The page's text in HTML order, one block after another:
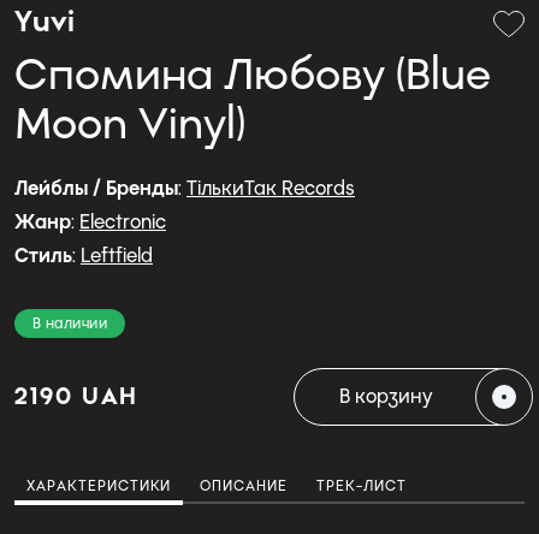
Yuvi
С​п​о​м​и​н​а Л​ю​б​о​в​у (Blue
Moon Vinyl)
Лейблы / Бренды: ТількиТак Records
Жанр: Electronic
Стиль: Leftfield
В наличии
2190 UAH В корзину
ХАРАКТЕРИСТИКИ ОПИСАНИЕ ТРЕК-ЛИСТ